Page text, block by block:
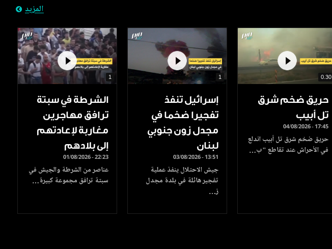
المزيد
0.30
حريق ضخم شرق
تل أبيب
04/08/2026 - 17:45
حريق ضخم شرق تل أبيب اندلع
في الأحراش عند تقاطع "ب…
1
إسرائيل تنفذ
تفجيرا ضخما في
مجدل زون جنوبي
لبنان
03/08/2026 - 13:51
جيش الاحتلال ينفذ عملية
تفجير هائلة في بلدة مجدل
ز…
1
الشرطة في سبتة
ترافق مهاجرين
مغاربة لإعادتهم
إلى بلادهم
01/08/2026 - 22:23
عناصر من الشرطة والجيش في
سبتة ترافق مجموعة كبيرة…